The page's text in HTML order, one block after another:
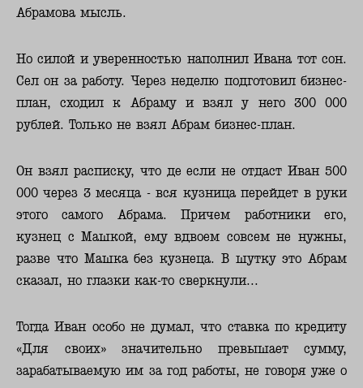
Абрамова мысль.
Но силой и уверенностью наполнил Ивана тот сон.
Сел он за работу. Через неделю подготовил бизнес-
план, сходил к Абраму и взял у него 300 000
рублей. Только не взял Абрам бизнес-план.
Он взял расписку, что де если не отдаст Иван 500
000 через 3 месяца - вся кузница перейдет в руки
этого самого Абрама.Причем работники его,
кузнец с Машкой, ему вдвоем совсем не нужны,
разве что Машка без кузнеца. В шутку это Абрам
сказал, но глазки как-то сверкнули...
Тогда Иван особо не думал, что ставка по кредиту
«Для своих» значительно превышает сумму,
зарабатываемую им за год работы, не говоря уже о